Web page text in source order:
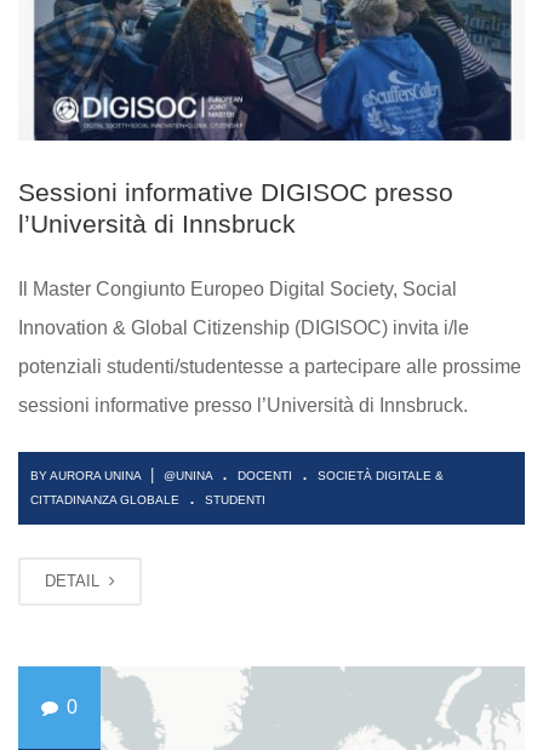
Sessioni informative DIGISOC presso
l’Università di Innsbruck
Il Master Congiunto Europeo Digital Society, Social
Innovation & Global Citizenship (DIGISOC) invita i/le
potenziali studenti/studentesse a partecipare alle prossime
sessioni informative presso l’Università di Innsbruck.
BY AURORA UNINA @UNINA . DOCENTI .
SOCIETÀ DIGITALE &
CITTADINANZA GLOBALE
. STUDENTI
DETAIL
0